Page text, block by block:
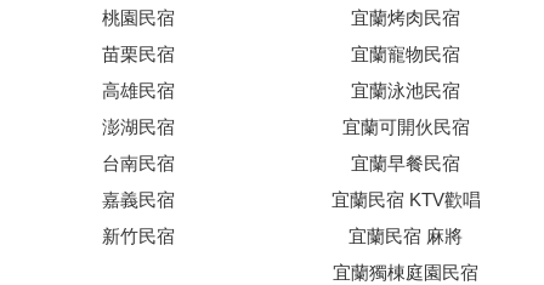
桃園民宿
苗栗民宿
高雄民宿
澎湖民宿
台南民宿
嘉義民宿
新竹民宿
宜蘭烤肉民宿
宜蘭寵物民宿
宜蘭泳池民宿
宜蘭可開伙民宿
宜蘭早餐民宿
宜蘭民宿 KTV歡唱
宜蘭民宿 麻將
宜蘭獨棟庭園民宿